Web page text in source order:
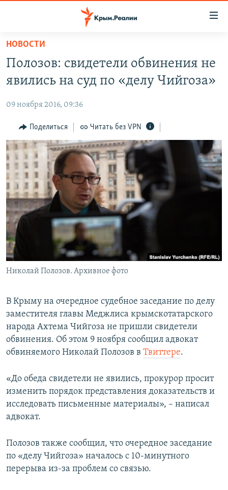
Вернуться
основному
содержанию
навигации
Вернутся
поиску
КАРТА ВОЕННЫХ ОБЪЕКТОВ КРЫМА
11 ЛЕТ ОККУПАЦИИ КРЫМА. 11 ИСТОРИЙ СОПРОТИВЛЕНИЯ
ИСТОРИЯ
ЕЩЕ
ИНТЕРАКТИВ
ИНФОГРАФИКА
ТЕЛЕПРОЕКТ КРЫМ.РЕАЛИИ
СОВЕТЫ ПРАВОЗАЩИТНИКОВ
ПРОПАВШИЕ БЕЗ ВЕСТИ
ПОБЕДИТЕЛЕЙ НЕ СУДЯТ?
КРЫМ.НЕПОКОРЕННЫЙ
ELIFBE
РАДІО СВОБОДА
КАК ОБОЙТИ БЛОКИРОВКУ
Українською
Qırımtatar
ПРИСОЕДИНЯЙТЕСЬ!
Все сайты RFE/RL
НОВОСТИ
Полозов: свидетели обвинения не
явились на суд по «делу Чийгоза»
09 ноября 2016, 09:36
Поделиться Читать без VPN
Николай Полозов. Архивное фото
В Крыму на очередное судебное заседание по делу
заместителя главы Меджлиса крымскотатарского
народа Ахтема Чийгоза не пришли свидетели
обвинения. Об этом 9 ноября сообщил адвокат
обвиняемого Николай Полозов в Твиттере.
«До обеда свидетели не явились, прокурор просит
изменить порядок представления доказательств и
исследовать письменные материалы», – написал
адвокат.
Полозов также сообщил, что очередное заседание
по «делу Чийгоза» началось с 10-минутного
перерыва из-за проблем со связью.